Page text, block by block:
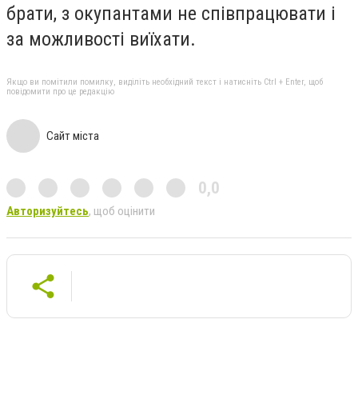
брати, з окупантами не співпрацювати і
за можливості виїхати.
Якщо ви помітили помилку, виділіть необхідний текст і натисніть Ctrl + Enter, щоб
повідомити про це редакцію
Сайт міста
0,0
Авторизуйтесь, щоб оцінити